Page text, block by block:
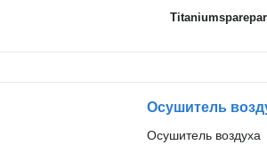
Осушитель воздуха